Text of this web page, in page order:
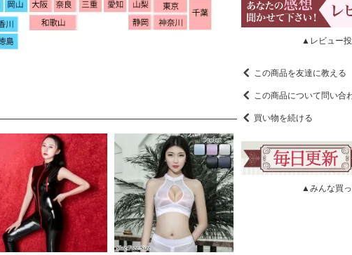
▲レビュー
この商品を友達に教える
この商品について問い合
買い物を続ける
▲みんな買